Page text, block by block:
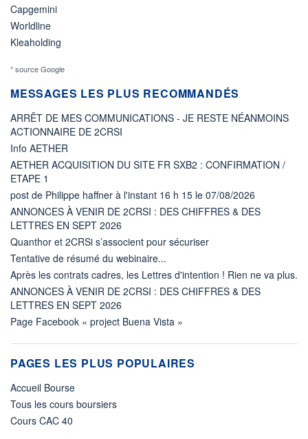
Capgemini
Worldline
Kleaholding
* source Google
MESSAGES LES PLUS RECOMMANDÉS
ARRÊT DE MES COMMUNICATIONS - JE RESTE NÉANMOINS
ACTIONNAIRE DE 2CRSI
Info AETHER
AETHER ACQUISITION DU SITE FR SXB2 : CONFIRMATION /
ETAPE 1
post de Philippe haffner à l'instant 16 h 15 le 07/08/2026
ANNONCES À VENIR DE 2CRSI : DES CHIFFRES & DES
LETTRES EN SEPT 2026
Quanthor et 2CRSi s’associent pour sécuriser
Tentative de résumé du webinaire...
Après les contrats cadres, les Lettres d'intention ! Rien ne va plus.
ANNONCES À VENIR DE 2CRSI : DES CHIFFRES & DES
LETTRES EN SEPT 2026
Page Facebook « project Buena Vista »
PAGES LES PLUS POPULAIRES
Accueil Bourse
Tous les cours boursiers
Cours CAC 40